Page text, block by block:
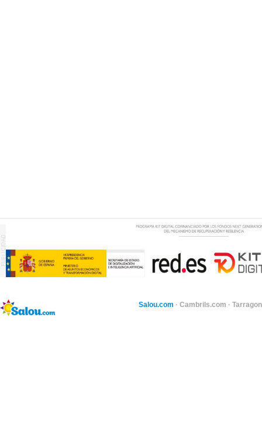
Salou.com · Cambrils.com ·